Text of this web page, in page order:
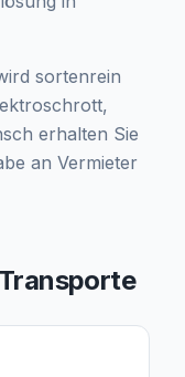
sortenrein
erhalten Sie
an Vermieter